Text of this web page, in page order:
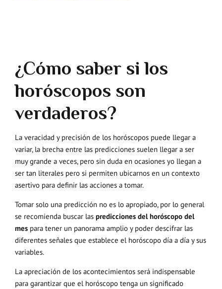
¿Cómo saber si los
horóscopos son
verdaderos?
La veracidad y precisión de los horóscopos puede llegar a
variar, la brecha entre las predicciones suelen llegar a ser
muy grande a veces, pero sin duda en ocasiones yo llegan a
ser tan literales pero si permiten ubicarnos en un contexto
asertivo para definir las acciones a tomar.
Tomar solo una predicción no es lo apropiado, por lo general
se recomienda buscar las predicciones del horóscopo del
mes para tener un panorama amplio y poder descifrar las
diferentes señales que establece el horóscopo día a día y sus
variables.
La apreciación de los acontecimientos será indispensable
para garantizar que el horóscopo tenga un significado